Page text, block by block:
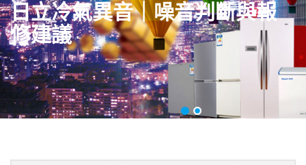
日立冷氣異音｜噪音判斷與報
修建議